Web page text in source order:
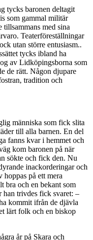
tycks baronen deltagit
som gammal militär
tillsammans med sina
Teaterföreställningar
utan större entusiasm..
tycks ibland ha
av Lidköpingsborna som
de rätt. Någon djupare
tradition och
människa som fick slita
till alla barnen. En del
fanns kvar i hemmet och
kom baronen på när
sökte och fick den. Nu
inackorderingar och
hoppas på ett mera
bra och en bekant som
han trivdes fick svaret: –
kommit ifrån de djävla
lärt folk och en biskop
år på Skara och